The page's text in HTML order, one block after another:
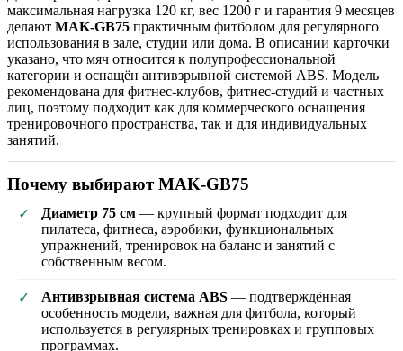
максимальная нагрузка 120 кг, вес 1200 г и гарантия 9 месяцев
делают MAK-GB75 практичным фитболом для регулярного
использования в зале, студии или дома. В описании карточки
указано, что мяч относится к полупрофессиональной
категории и оснащён антивзрывной системой ABS. Модель
рекомендована для фитнес-клубов, фитнес-студий и частных
лиц, поэтому подходит как для коммерческого оснащения
тренировочного пространства, так и для индивидуальных
занятий.
Почему выбирают MAK-GB75
✓ Диаметр 75 см — крупный формат подходит для
пилатеса, фитнеса, аэробики, функциональных
упражнений, тренировок на баланс и занятий с
собственным весом.
✓ Антивзрывная система ABS — подтверждённая
особенность модели, важная для фитбола, который
используется в регулярных тренировках и групповых
программах.